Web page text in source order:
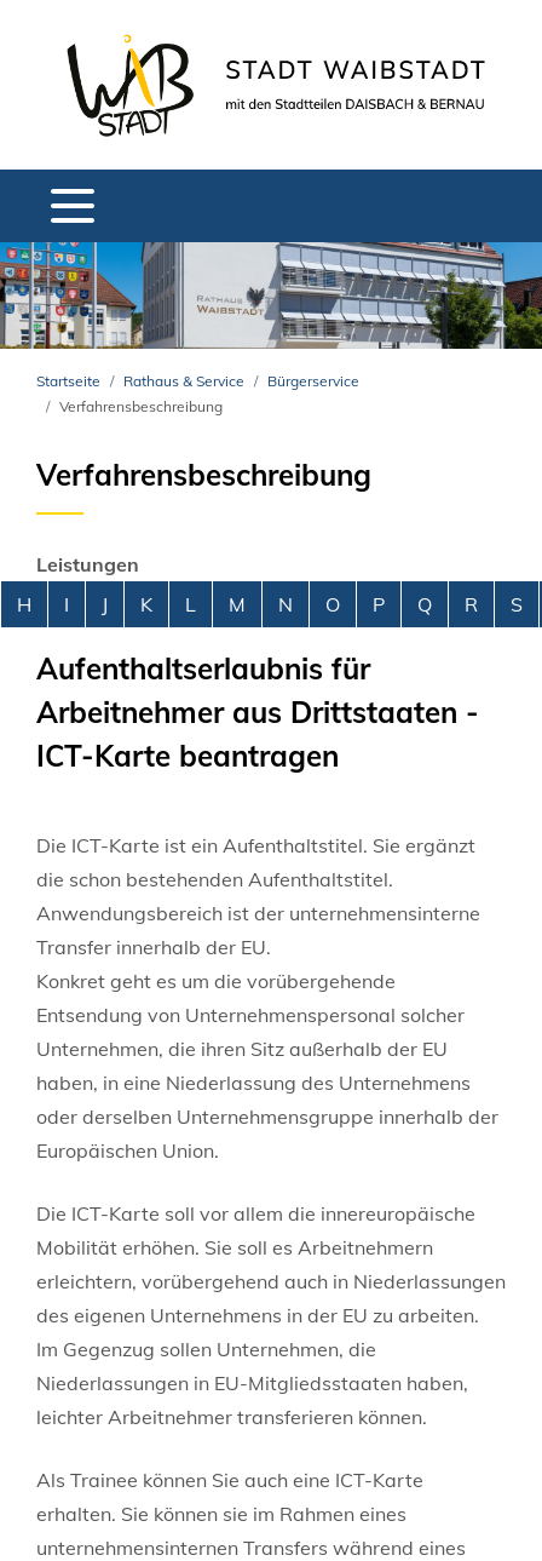
Startseite Rathaus & Service
Bürgerservice
Verfahrensbeschreibung
Verfahrensbeschreibung
Leistungen
Alphabetisches Register überspringen
H I J K L M N O P Q R S
Aufenthaltserlaubnis für
Arbeitnehmer aus Drittstaaten -
ICT-Karte beantragen
Die ICT-Karte ist ein Aufenthaltstitel. Sie ergänzt
die schon bestehenden Aufenthaltstitel.
Anwendungsbereich ist der unternehmensinterne
Transfer innerhalb der EU.
Konkret geht es um die vorübergehende
Entsendung von Unternehmenspersonal solcher
Unternehmen, die ihren Sitz außerhalb der EU
haben, in eine Niederlassung des Unternehmens
oder derselben Unternehmensgruppe innerhalb der
Europäischen Union.
Die ICT-Karte soll vor allem die innereuropäische
Mobilität erhöhen. Sie soll es Arbeitnehmern
erleichtern, vorübergehend auch in Niederlassungen
des eigenen Unternehmens in der EU zu arbeiten.
Im Gegenzug sollen Unternehmen, die
Niederlassungen in EU-Mitgliedsstaaten haben,
leichter Arbeitnehmer transferieren können.
Als Trainee können Sie auch eine ICT-Karte
erhalten. Sie können sie im Rahmen eines
unternehmensinternen Transfers während eines